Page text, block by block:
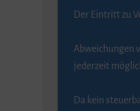
Der Eintritt zu
Abweichungen
jederzeit
Da kein